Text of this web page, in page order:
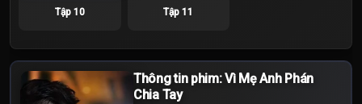
Tập 10 Tập 11
Thông tin phim: Vì Mẹ Anh Phán
Chia Tay